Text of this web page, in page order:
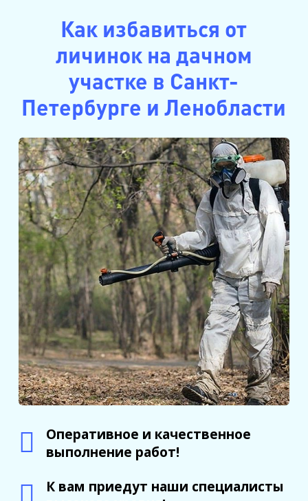
Как избавиться от
личинок на дачном
участке в Санкт-
Петербурге и Ленобласти
Оперативное и качественное
выполнение работ!
К вам приедут наши специалисты